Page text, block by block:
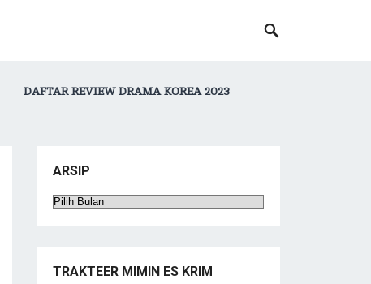
DAFTAR REVIEW DRAMA KOREA 2023
ARSIP
Arsip
TRAKTEER MIMIN ES KRIM